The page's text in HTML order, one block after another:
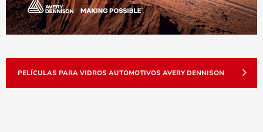
PELÍCULAS PARA VIDROS AUTOMOTIVOS AVERY DENNISON